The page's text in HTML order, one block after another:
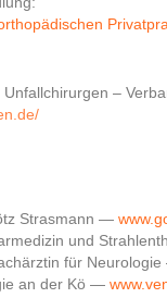
–
Strasmann —
und
für Neurologie
an der Kö —